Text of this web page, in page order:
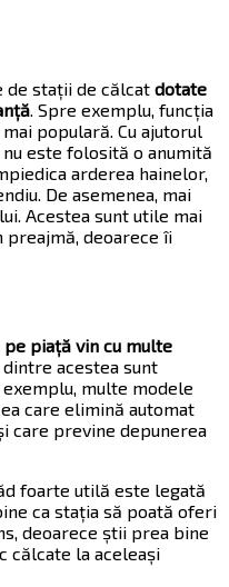
de stații de călcat dotate
. Spre exemplu, funcția
populară. Cu ajutorul
este folosită o anumită
arderea hainelor,
De asemenea, mai
Acestea sunt utile mai
deoarece îi
piață vin cu multe
acestea sunt
multe modele
care elimină automat
care previne depunerea
foarte utilă este legată
ca stația să poată oferi
deoarece știi prea bine
călcate la aceleași